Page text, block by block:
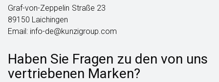
Graf-von-Zeppelin Straße 23
89150 Laichingen
Email: info-de@kunzigroup.com
Haben Sie Fragen zu den von uns
vertriebenen Marken?